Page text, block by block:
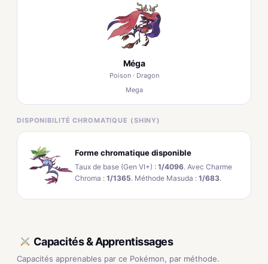
Méga
Poison · Dragon
Mega
DISPONIBILITÉ CHROMATIQUE (SHINY)
Forme chromatique disponible
Taux de base (Gen VI+) : 1/4096. Avec Charme
Chroma : 1/1365. Méthode Masuda : 1/683.
Capacités & Apprentissages
Capacités apprenables par ce Pokémon, par méthode.